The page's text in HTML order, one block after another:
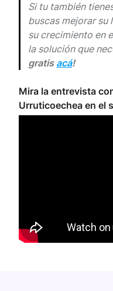
Si tu también
buscas mejorar
su crecimiento en
la solución que
gratis acá!
Mira la entrevista
Urruticoechea en el